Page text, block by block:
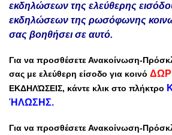
εκδηλώσεων της ελεύθερης
εκδηλώσεων της ρωσόφωνης
σας βοηθήσει σε αυτό.
Για να προσθέσετεΑνακοίνωση-
σας με ελεύθερη είσοδο για κοινό
ΕΚΔΗΛΏΣΕΙΣ, κάντε κλικ στο πλήκτρο
ΉΛΩΣΗΣ.
Για να προσθέσετεΑνακοίνωση-